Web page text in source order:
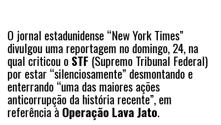
O jornal estadunidense “New York Times”
divulgou uma reportagem no domingo, 24, na
qual criticou o STF (Supremo Tribunal Federal)
por estar “silenciosamente” desmontando e
enterrando “uma das maiores ações
anticorrupção da história recente”, em
referência à Operação Lava Jato.